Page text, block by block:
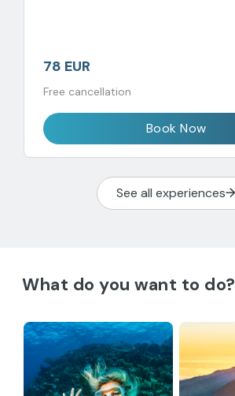
78 EUR
Free cancellation
Book Now
See all experiences
What do you want to do?